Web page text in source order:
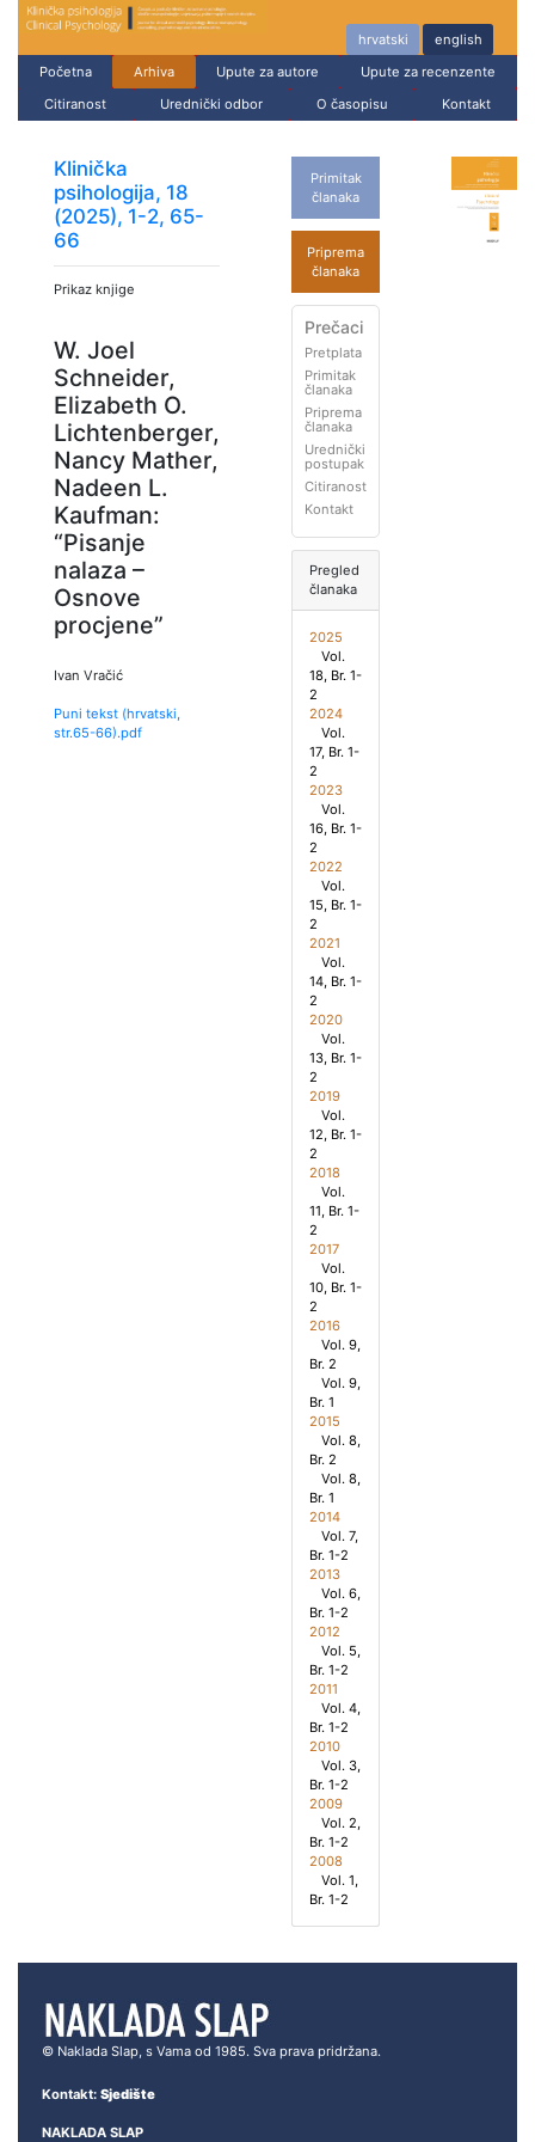
hrvatski
english
Početna
Arhiva Upute za autore
Upute za recenzente
Citiranost
Urednički odbor O časopisu Kontakt
Klinička
psihologija, 18
(2025), 1-2, 65-
66
Prikaz knjige
W. Joel
Schneider,
Elizabeth O.
Lichtenberger,
Nancy Mather,
Nadeen L.
Kaufman:
“Pisanje
nalaza –
Osnove
procjene”
Ivan Vračić
Puni tekst (hrvatski,
str.65-66).pdf
Primitak
članaka
Priprema
članaka
Prečaci
Pretplata
Primitak
članaka
Priprema
članaka
Urednički
postupak
Citiranost
Kontakt
Pregled
članaka
2025
Vol.
18, Br. 1-
2
2024
Vol.
17, Br. 1-
2
2023
Vol.
16, Br. 1-
2
2022
Vol.
15, Br. 1-
2
2021
Vol.
14, Br. 1-
2
2020
Vol.
13, Br. 1-
2
2019
Vol.
12, Br. 1-
2
2018
Vol.
11, Br. 1-
2
2017
Vol.
10, Br. 1-
2
2016
Vol. 9,
Br. 2
Vol. 9,
Br. 1
2015
Vol. 8,
Br. 2
Vol. 8,
Br. 1
2014
Vol. 7,
Br. 1-2
2013
Vol. 6,
Br. 1-2
2012
Vol. 5,
Br. 1-2
2011
Vol. 4,
Br. 1-2
2010
Vol. 3,
Br. 1-2
2009
Vol. 2,
Br. 1-2
2008
Vol. 1,
Br. 1-2
© Naklada Slap, s Vama od 1985. Sva prava pridržana.
Kontakt: Sjedište
NAKLADA SLAP